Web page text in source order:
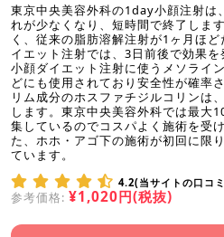
東京中央美容外科の1day小顔注射は
れが少なくなり、短時間で終了しま
く、従来の脂肪溶解注射が1ヶ月ほ
イエット注射では、3日前後で効果
小顔ダイエット注射に使うメソライ
どにも使用されており安全性が確率
リム成分のホスファチジルコリンは
します。東京中央美容外科では最大
集しているのでコスパよく施術を受
た、ホホ・アゴ下の施術が初回に限
ています。
4.2(当サイトの口コ
参考価格: ¥1,020円(税抜)